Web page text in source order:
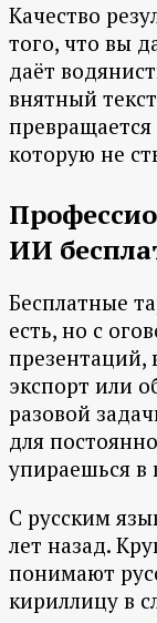
Качество
того, что вы
даёт
внятный
которую не
ИИ
Бесплатные
есть, но с
презентаций,
экспорт или
разовой
для
упираешься в
С русским
лет назад.
понимают
кириллицу в